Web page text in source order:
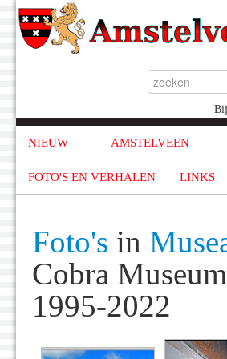
NIEUW AMSTELVEEN
FOTO'S EN VERHALEN LINKS
Foto's in
Cobra Museum
1995-2022